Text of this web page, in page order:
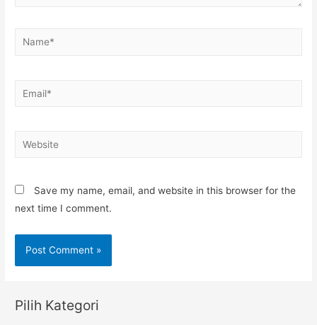
Name*
Email*
Website
Save my name, email, and website in this browser for the
next time I comment.
Pilih Kategori